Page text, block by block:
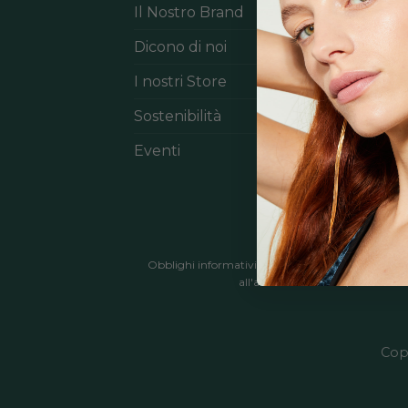
Il Nostro Brand
Dicono di noi
I nostri Store
Sostenibilità
Eventi
Il
Obblighi informativi per le erogazioni pubbliche:
all'art. 52 della L. 234/2012" e